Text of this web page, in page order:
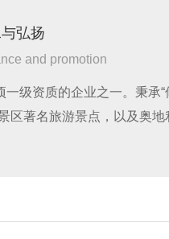
弘扬
and promotion
级资质的企业之一。秉承
著名旅游景点，以及奥地